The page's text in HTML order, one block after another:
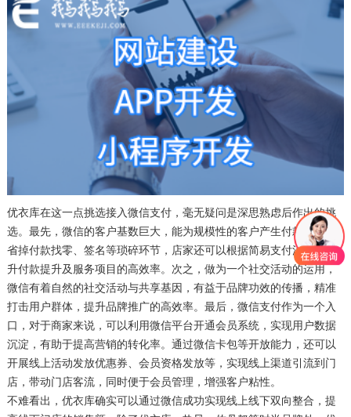
优衣库在这一点挑选接入微信支付，毫无疑问是深思熟虑后作出的挑
选。最先，微信的客户基数巨大，能为规模性的客户产生付款便捷，
省掉付款找零、签名等琐碎环节，店家还可以根据简易支付流程，提
升付款提升及服务项目的高效率。次之，做为一个社交活动的运用，
微信有着自然的社交活动与共享基因，有益于品牌功效的传播，精准
打击用户群体，提升品牌推广的高效率。最后，微信支付作为一个入
口，对于商家来说，可以利用微信平台开通会员系统，实现用户数据
沉淀，有助于提高营销的转化率。通过微信卡包等开放能力，还可以
开展线上活动发放优惠券、会员资格发放等，实现线上渠道引流到门
店，带动门店客流，同时便于会员管理，增强客户粘性。
不难看出，优衣库确实可以通过微信成功实现线上线下双向整合，提